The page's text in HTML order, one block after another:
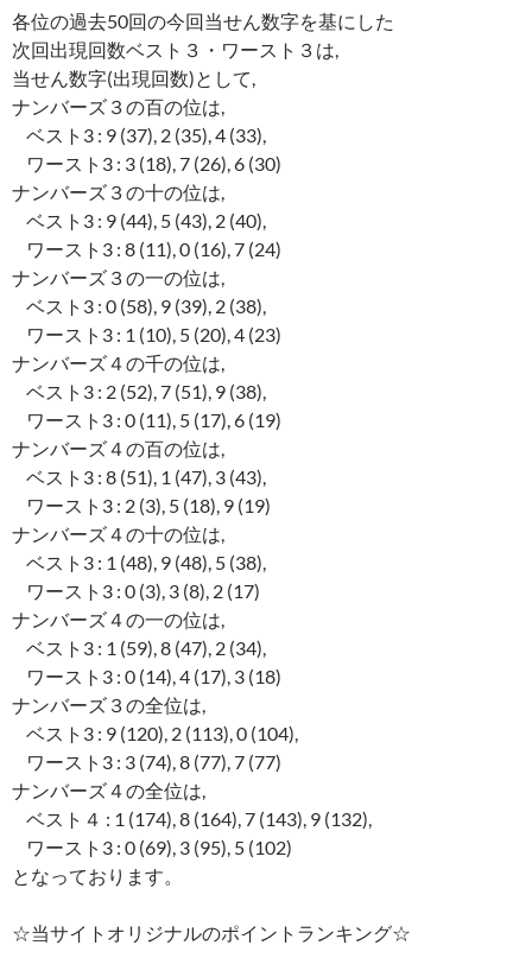
各位の過去50回の今回当せん数字を基にした
次回出現回数ベスト３・ワースト３は,
当せん数字(出現回数)として,
ナンバーズ３の百の位は,
ベスト3 : 9 (37), 2 (35), 4 (33),
ワースト3 : 3 (18), 7 (26), 6 (30)
ナンバーズ３の十の位は,
ベスト3 : 9 (44), 5 (43), 2 (40),
ワースト3 : 8 (11), 0 (16), 7 (24)
ナンバーズ３の一の位は,
ベスト3 : 0 (58), 9 (39), 2 (38),
ワースト3 : 1 (10), 5 (20), 4 (23)
ナンバーズ４の千の位は,
ベスト3 : 2 (52), 7 (51), 9 (38),
ワースト3 : 0 (11), 5 (17), 6 (19)
ナンバーズ４の百の位は,
ベスト3 : 8 (51), 1 (47), 3 (43),
ワースト3 : 2 (3), 5 (18), 9 (19)
ナンバーズ４の十の位は,
ベスト3 : 1 (48), 9 (48), 5 (38),
ワースト3 : 0 (3), 3 (8), 2 (17)
ナンバーズ４の一の位は,
ベスト3 : 1 (59), 8 (47), 2 (34),
ワースト3 : 0 (14), 4 (17), 3 (18)
ナンバーズ３の全位は,
ベスト3 : 9 (120), 2 (113), 0 (104),
ワースト3 : 3 (74), 8 (77), 7 (77)
ナンバーズ４の全位は,
ベスト４ : 1 (174), 8 (164), 7 (143), 9 (132),
ワースト3 : 0 (69), 3 (95), 5 (102)
となっております。
☆当サイトオリジナルのポイントランキング☆